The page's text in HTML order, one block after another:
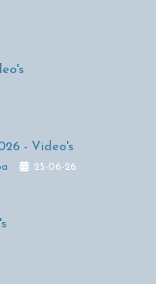
- Video's
25-06-26